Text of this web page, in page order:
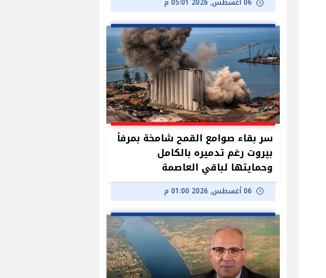
06 أغسطس, 2026 05:01 م
سر بقاء صوامع القمح شامخة بمرفأ
بيروت رغم تدميره بالكامل
وحمايتها لباقي العاصمة
06 أغسطس, 2026 01:00 م